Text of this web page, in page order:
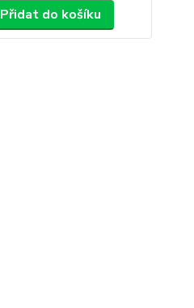
Přidat do košíku